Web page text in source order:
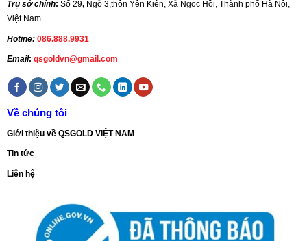
Trụ sở chính: Số 29, Ngõ 3,thôn Yên Kiện, Xã Ngọc Hồi, Thành phố Hà Nội,
Việt Nam
Hotine: 086.888.9931
Email: qsgoldvn@gmail.com
Về chúng tôi
Giới thiệu về QSGOLD VIỆT NAM
Tin tức
Liên hệ